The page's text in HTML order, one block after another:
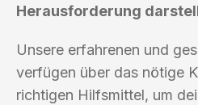
Herausforderung
Unsere erfahrenen und
verfügen über das nötige
richtigen Hilfsmittel, um